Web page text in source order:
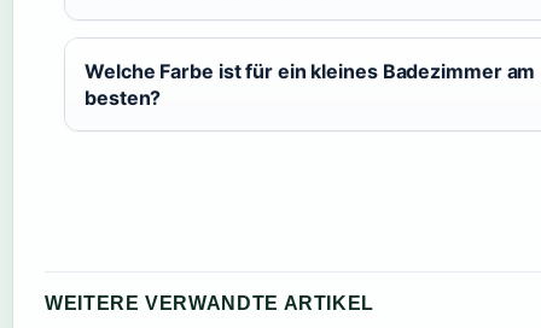
Welche Farbe ist für ein kleines Badezimmer am
besten?
WEITERE VERWANDTE ARTIKEL